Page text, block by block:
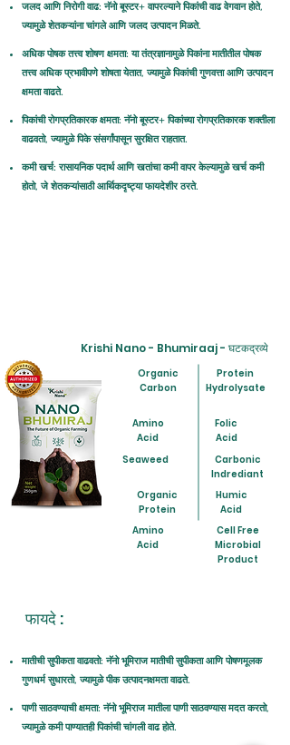
जलद आणि निरोगी वाढ: नॅनो बूस्टर+ वापरल्याने पिकांची वाढ वेगवान होते,
ज्यामुळे शेतकऱ्यांना चांगले आणि जलद उत्पादन मिळते.
अधिक पोषक तत्त्व शोषण क्षमता: या तंत्रज्ञानामुळे पिकांना मातीतील पोषक
तत्त्व अधिक प्रभावीपणे शोषता येतात, ज्यामुळे पिकांची गुणवत्ता आणि उत्पादन
क्षमता वाढते.
पिकांची रोगप्रतिकारक क्षमता: नॅनो बूस्टर+ पिकांच्या रोगप्रतिकारक शक्तीला
वाढवतो, ज्यामुळे पिके संसर्गांपासून सुरक्षित राहतात.
कमी खर्च: रासायनिक पदार्थ आणि खतांचा कमी वापर केल्यामुळे खर्च कमी
होतो, जे शेतकऱ्यांसाठी आर्थिकदृष्ट्या फायदेशीर ठरते.
Krishi Nano - Bhumiraaj - घटकद्रव्ये
Organic
Carbon
Amino
Acid
Protein
Hydrolysate
Folic
Acid
Seaweed
Carbonic
Indrediant
Organic
Protein
Humic
Acid
Amino
Acid
Cell Free
Microbial
Product
फायदे :
मातीची सुपीकता वाढवतो: नॅनो भूमिराज मातीची सुपीकता आणि पोषणमूलक
गुणधर्म सुधारतो, ज्यामुळे पीक उत्पादनक्षमता वाढते.
पाणी साठवण्याची क्षमता: नॅनो भूमिराज मातीला पाणी साठवण्यास मदत करतो,
ज्यामुळे कमी पाण्यातही पिकांची चांगली वाढ होते.